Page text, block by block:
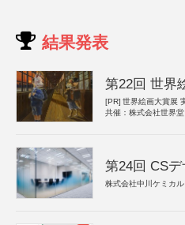
結果発表
第22回 世界
[PR] 世界絵画大賞展
共催：株式会社世界堂
第24回 CS
株式会社中川ケミカル